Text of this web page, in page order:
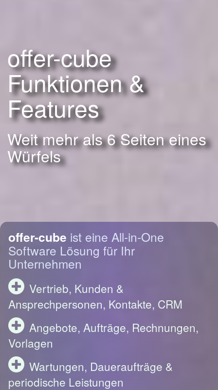
offer-cube
Funktionen &
Features
Weit mehr als 6 Seiten eines
Würfels
offer-cube ist eine All-in-One
Software Lösung für Ihr
Unternehmen
Vertrieb, Kunden &
Ansprechpersonen, Kontakte, CRM
Angebote, Aufträge, Rechnungen,
Vorlagen
Wartungen, Daueraufträge &
periodische Leistungen